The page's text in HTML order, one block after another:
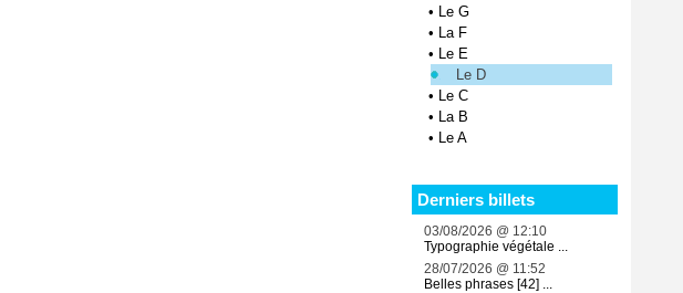
• Le G
• La F
• Le E
Le D
• Le C
• La B
• Le A
Derniers billets
03/08/2026 @ 12:10
Typographie végétale ...
28/07/2026 @ 11:52
Belles phrases [42] ...